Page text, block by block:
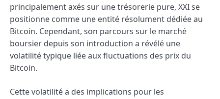
principalement axés sur une trésorerie pure, XXI se
positionne comme une entité résolument dédiée au
Bitcoin. Cependant, son parcours sur le marché
boursier depuis son introduction a révélé une
volatilité typique liée aux fluctuations des prix du
Bitcoin.
Cette volatilité a des implications pour les